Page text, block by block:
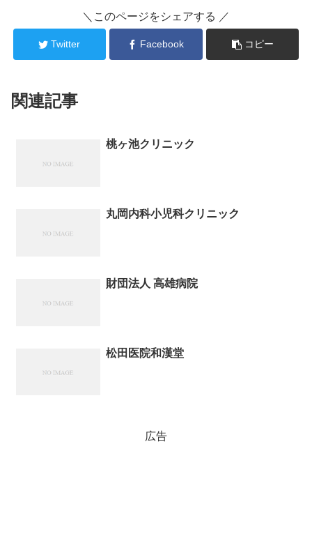
＼このページをシェアする ／
Twitter Facebook コピー
関連記事
桃ヶ池クリニック
丸岡内科小児科クリニック
財団法人 高雄病院
松田医院和漢堂
広告